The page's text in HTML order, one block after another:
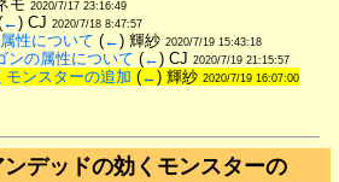
モ 2020/7/17 23:16:49
←) CJ 2020/7/18 8:47:57
性について (←) 輝紗 2020/7/19 15:43:18
ンの属性について (←) CJ 2020/7/19 21:15:57
モンスターの追加 (←) 輝紗 2020/7/19 16:07:00
ンデッドの効くモンスターの